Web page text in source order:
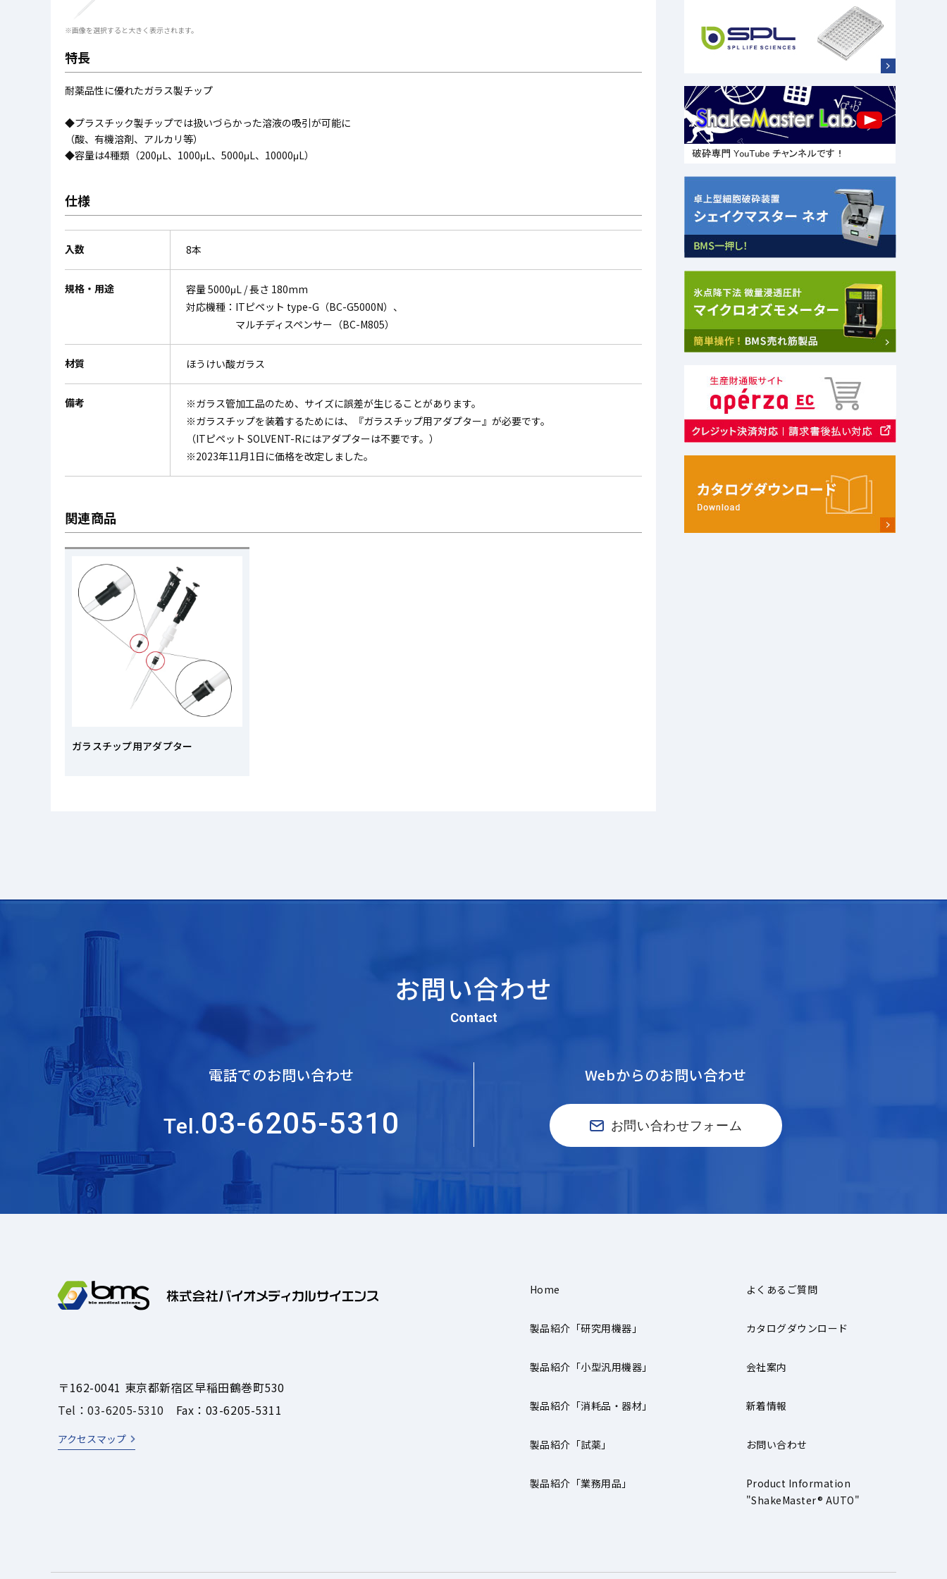
※画像を選択すると大きく表示されます。
特長
耐薬品性に優れたガラス製チップ
◆プラスチック製チップでは扱いづらかった溶液の吸引が可能に
（酸、有機溶剤、アルカリ等）
◆容量は4種類（200μL、1000μL、5000μL、10000μL）
仕様
入数 8本
規格・用途
容量 5000μL / 長さ 180mm
対応機種：ITピペット type-G（BC-G5000N）、
マルチディスペンサー（BC-M805）
材質 ほうけい酸ガラス
備考
※ガラス管加工品のため、サイズに誤差が生じることがあります。
※ガラスチップを装着するためには、『ガラスチップ用アダプター』が必要です。
（ITピペット SOLVENT-Rにはアダプターは不要です。）
※2023年11月1日に価格を改定しました。
関連商品
ガラスチップ用アダプター
お問い合わせ
Contact
電話でのお問い合わせ
Tel.03-6205-5310
Webからのお問い合わせ
お問い合わせフォーム
〒162-0041 東京都新宿区早稲田鶴巻町530
Tel：03-6205-5310 Fax：03-6205-5311
アクセスマップ
Home
製品紹介「研究用機器」
製品紹介「小型汎用機器」
製品紹介「消耗品・器材」
製品紹介「試薬」
製品紹介「業務用品」
よくあるご質問
カタログダウンロード
会社案内
新着情報
お問い合わせ
Product Information
"ShakeMaster® AUTO"